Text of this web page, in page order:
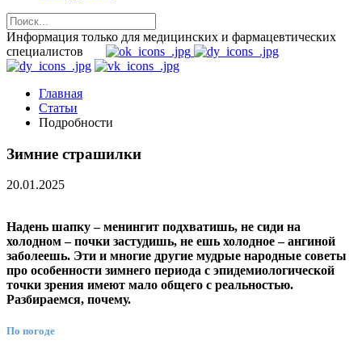
Информация только для медицинских и фармацевтических
специалистов
Главная
Статьи
Подробности
Зимние страшилки
20.01.2025
Надень шапку – менингит подхватишь, не сиди на
холодном – почки застудишь, не ешь холодное – ангиной
заболеешь. Эти и многие другие мудрые народные советы
про особенности зимнего периода с эпидемиологической
точки зрения имеют мало общего с реальностью.
Разбираемся, почему.
По погоде